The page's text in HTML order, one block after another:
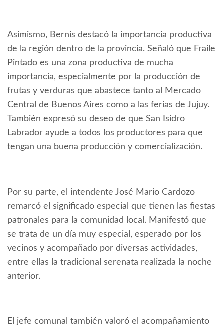
Asimismo, Bernis destacó la importancia productiva
de la región dentro de la provincia. Señaló que Fraile
Pintado es una zona productiva de mucha
importancia, especialmente por la producción de
frutas y verduras que abastece tanto al Mercado
Central de Buenos Aires como a las ferias de Jujuy.
También expresó su deseo de que San Isidro
Labrador ayude a todos los productores para que
tengan una buena producción y comercialización.
Por su parte, el intendente José Mario Cardozo
remarcó el significado especial que tienen las fiestas
patronales para la comunidad local. Manifestó que
se trata de un día muy especial, esperado por los
vecinos y acompañado por diversas actividades,
entre ellas la tradicional serenata realizada la noche
anterior.
El jefe comunal también valoró el acompañamiento